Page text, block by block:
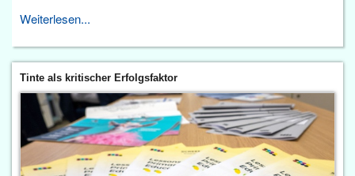
Weiterlesen...
Tinte als kritischer Erfolgsfaktor